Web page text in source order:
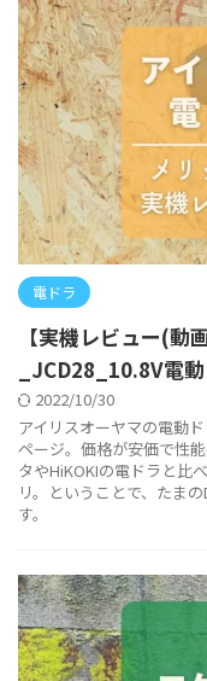
電ドラ
【実機レビュー(動
_JCD28_10.8V電
2022/10/30
アイリスオーヤマの電動
ページ。価格が安価で性
タやHiKOKIの電ドラと比
リ。ということで、たま
す。